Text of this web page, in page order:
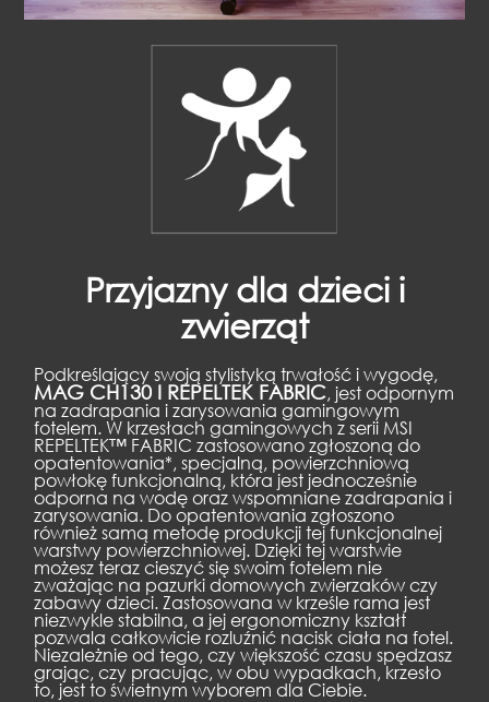
Przyjazny dla dzieci i
zwierząt
Podkreślający swoją stylistyką trwałość i wygodę,
MAG CH130 I REPELTEK FABRIC, jest odpornym
na zadrapania i zarysowania gamingowym
fotelem. W krzesłach gamingowych z serii MSI
REPELTEK™ FABRIC zastosowano zgłoszoną do
opatentowania*, specjalną, powierzchniową
powłokę funkcjonalną, która jest jednocześnie
odporna na wodę oraz wspomniane zadrapania i
zarysowania. Do opatentowania zgłoszono
również samą metodę produkcji tej funkcjonalnej
warstwy powierzchniowej. Dzięki tej warstwie
możesz teraz cieszyć się swoim fotelem nie
zważając na pazurki domowych zwierzaków czy
zabawy dzieci. Zastosowana w krześle rama jest
niezwykle stabilna, a jej ergonomiczny kształt
pozwala całkowicie rozluźnić nacisk ciała na fotel.
Niezależnie od tego, czy większość czasu spędzasz
grając, czy pracując, w obu wypadkach, krzesło
to, jest to świetnym wyborem dla Ciebie.